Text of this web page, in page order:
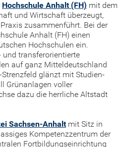
Hochschule Anhalt (FH) mit dem
und Wirtschaft überzeugt,
zusammenführt. Bei der
Anhalt (FH) einen
Hochschulen ein.
und transferorientierte
auf ganz Mitteldeutschland
glänzt mit Studien-
Grünanlagen voller
dazu die herrliche Altstadt
Sachsen-Anhaltmit Sitz in
Kompetenzzentrum der
Fortbildungseinrichtung